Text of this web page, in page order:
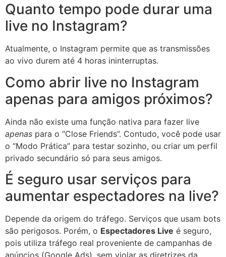
Quanto tempo pode durar uma
live no Instagram?
Atualmente, o Instagram permite que as transmissões
ao vivo durem até 4 horas ininterruptas.
Como abrir live no Instagram
apenas para amigos próximos?
Ainda não existe uma função nativa para fazer live
apenas para o “Close Friends”. Contudo, você pode usar
o “Modo Prática” para testar sozinho, ou criar um perfil
privado secundário só para seus amigos.
É seguro usar serviços para
aumentar espectadores na live?
Depende da origem do tráfego. Serviços que usam bots
são perigosos. Porém, o Espectadores Live é seguro,
pois utiliza tráfego real proveniente de campanhas de